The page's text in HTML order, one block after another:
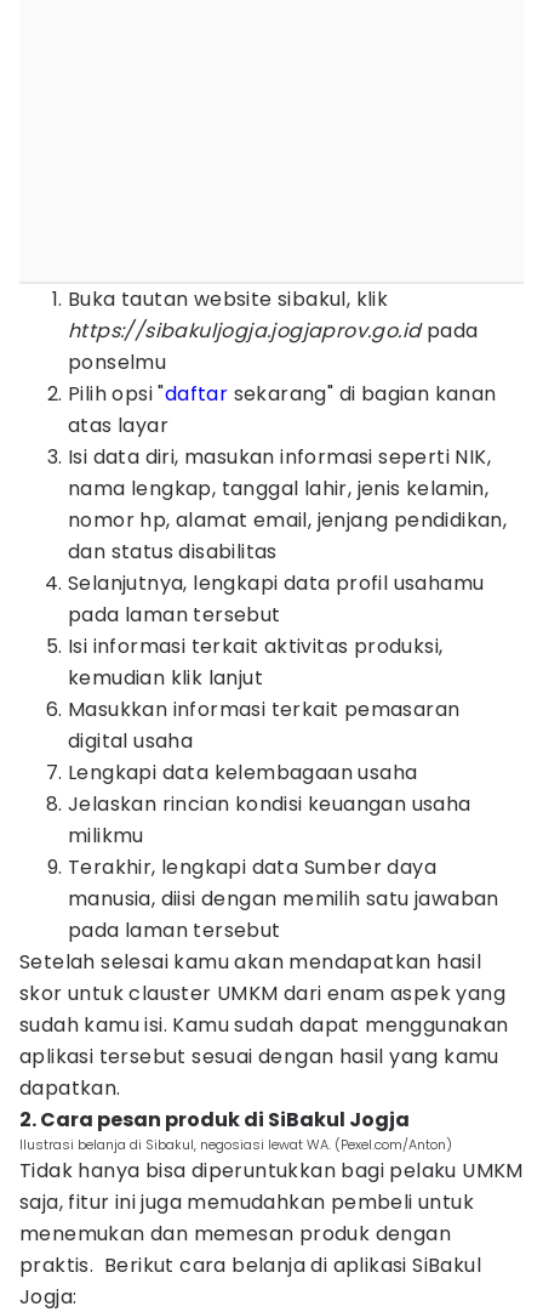
Buka tautan website sibakul, klik
https://sibakuljogja.jogjaprov.go.idpada
ponselmu
Pilih opsi "daftar sekarang" di bagian kanan
atas layar
Isi data diri, masukan informasi seperti NIK,
nama lengkap, tanggal lahir, jenis kelamin,
nomor hp, alamat email, jenjang pendidikan,
dan status disabilitas
Selanjutnya, lengkapi data profil usahamu
pada laman tersebut
Isi informasi terkait aktivitas produksi,
kemudian klik lanjut
Masukkan informasi terkait pemasaran
digital usaha
Lengkapi data kelembagaan usaha
Jelaskan rincian kondisi keuangan usaha
milikmu
Terakhir, lengkapi data Sumber daya
manusia, diisi dengan memilih satu jawaban
pada laman tersebut
Setelah selesai kamu akan mendapatkan hasil
skor untuk clauster UMKM dari enam aspek yang
sudah kamu isi. Kamu sudah dapat menggunakan
aplikasi tersebut sesuai dengan hasil yang kamu
dapatkan.
2. Cara pesan produk di SiBakul Jogja
Ilustrasi belanja di Sibakul, negosiasi lewat WA. (Pexel.com/Anton)
Tidak hanya bisa diperuntukkan bagi pelaku UMKM
saja, fitur ini juga memudahkan pembeli untuk
menemukan dan memesan produk dengan
praktis. Berikut cara belanja di aplikasi SiBakul
Jogja: